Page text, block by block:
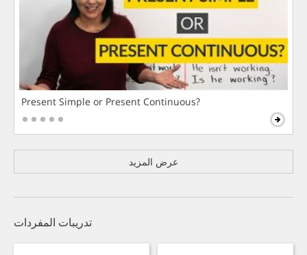
Present Simple or Present Continuous?
عرض المزيد
تدريبات المفردات